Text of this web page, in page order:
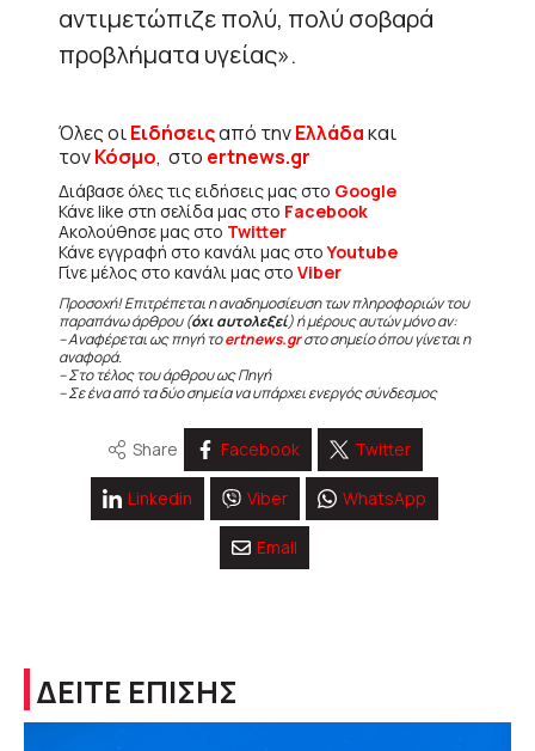
αντιμετώπιζε πολύ, πολύ σοβαρά
προβλήματα υγείας».
Όλες οιΕιδήσειςαπό τηνΕλλάδακαι
τονΚόσμο, στο ertnews.gr
Διάβασε όλες τις ειδήσεις μας στο Google
Κάνε like στη σελίδα μας στο Facebook
Ακολούθησε μας στο Twitter
Κάνε εγγραφή στο κανάλι μας στοYoutube
Γίνε μέλος στο κανάλι μας στο Viber
Προσοχή! Επιτρέπεται η αναδημοσίευση των πληροφοριών του
παραπάνω άρθρου (όχι αυτολεξεί) ή μέρους αυτών μόνο αν:
– Αναφέρεται ως πηγή τοertnews.grστο σημείο όπου γίνεται η
αναφορά.
– Στο τέλος του άρθρου ως Πηγή
– Σε ένα από τα δύο σημεία να υπάρχει ενεργός σύνδεσμος
Share Facebook Twitter
Linkedin Viber WhatsApp
Email
ΔΕΙΤΕ ΕΠΙΣΗΣ